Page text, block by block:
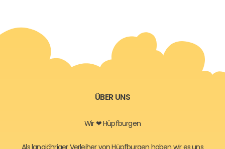
ÜBER UNS
Wir ❤ Hüpfburgen
Als langjähriger Verleiher von Hüpfburgen haben wir es uns